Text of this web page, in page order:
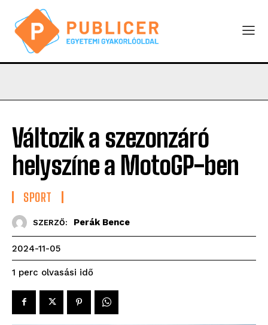
Változik a szezonzáró
helyszíne a MotoGP-ben
SPORT
SZERZŐ: Perák Bence
2024-11-05
1 perc olvasási idő